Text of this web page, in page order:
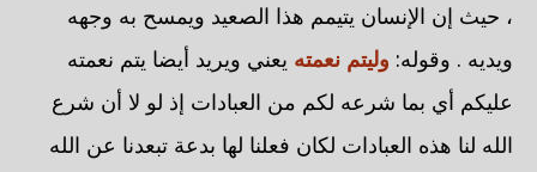
، حيث إن الإنسان يتيمم هذا الصعيد ويمسح به وجهه
ويديه . وقوله: وليتم نعمته يعني ويريد أيضا يتم نعمته
عليكم أي بما شرعه لكم من العبادات إذ لو لا أن شرع
الله لنا هذه العبادات لكان فعلنا لها بدعة تبعدنا عن الله